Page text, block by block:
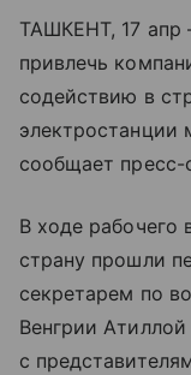
ТАШКЕНТ, 17 апр
привлечь
содействию в
электростанции
сообщает пресс-
В ходе рабочего
страну прошли
секретарем по
Венгрии
с